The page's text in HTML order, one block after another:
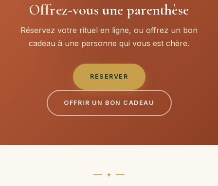
Offrez-vous une parenthèse
Réservez votre rituel en ligne, ou offrez un bon
cadeau à une personne qui vous est chère.
RÉSERVER
OFFRIR UN BON CADEAU